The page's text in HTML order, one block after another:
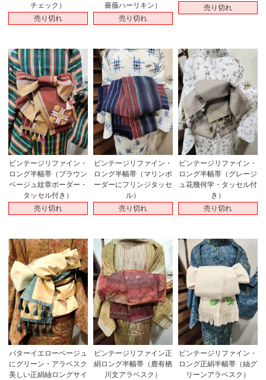
チェック）
売り切れ
薔薇ハーリキン）
売り切れ
売り切れ
ビンテージリファイン・
ロング半幅帯（ブラウン
ベージュ紋章ボーダー・
タッセル付き）
売り切れ
ビンテージリファイン・
ロング半幅帯（マリンボ
ーダーにフリンジタッセ
ル）
売り切れ
ビンテージリファイン・
ロング半幅帯（グレージ
ュ花幾何学・タッセル付
き）
売り切れ
バターイエローベージュ
にグリーン・アラベスク
美しい正絹紬ロングサイ
ビンテージリファイン正
絹ロング半幅帯（鹿有栖
川文アラベスク）
ビンテージリファイン・
ロング正絹半幅帯（紬グ
リーンアラベスク）